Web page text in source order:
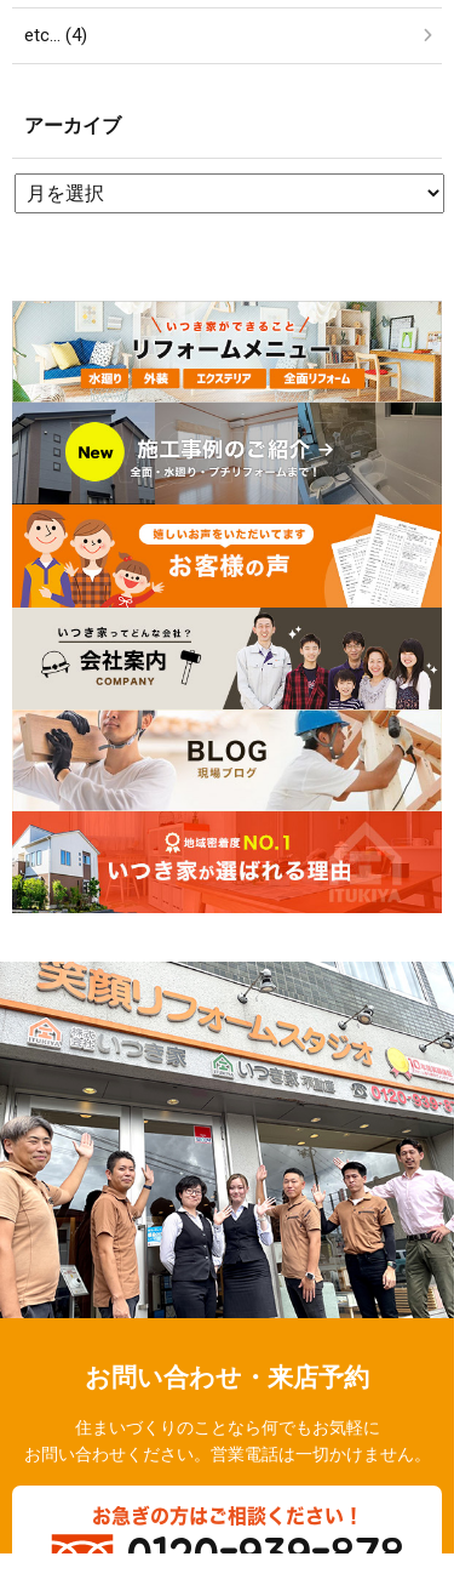
etc… (4)
アーカイブ
お問い合わせ・来店予約
住まいづくりのことなら何でもお気軽に
お問い合わせください。営業電話は一切かけません。
お急ぎの方はご相談ください！
0120-939-878